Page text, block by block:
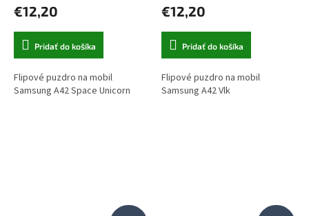
€12,20
Pridať do košíka
Flipové puzdro na mobil
Samsung A42 Space Unicorn
€12,20
Pridať do košíka
Flipové puzdro na mobil
Samsung A42 Vlk